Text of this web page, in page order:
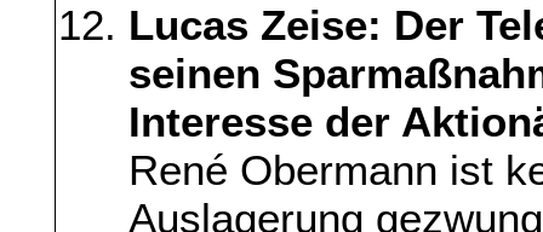
Lucas Zeise: Der
seinen
Interesse der
René Obermann ist
Auslagerung